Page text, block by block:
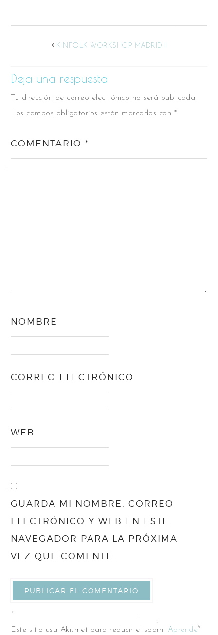
KINFOLK WORKSHOP MADRID II
Deja una respuesta
Tu dirección de correo electrónico no será publicada.
Los campos obligatorios están marcados con *
COMENTARIO*
NOMBRE
CORREO ELECTRÓNICO
WEB
GUARDA MI NOMBRE, CORREO
ELECTRÓNICO Y WEB EN ESTE
NAVEGADOR PARA LA PRÓXIMA
VEZ QUE COMENTE.
Este sitio usa Akismet para reducir el spam. Aprende